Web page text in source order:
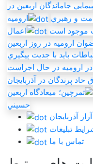
جاماندگان اربعين در
و رهبري
اروميه
موجود است
اعمال
ارومیه در روز اربعین
بايد با جديت پيگيري
حاد پرندگان در آذربايجان
تمرچين؛ ميعادگاه اربعين
حسيني
آذربایجان
تبلیغات
تماس با ما